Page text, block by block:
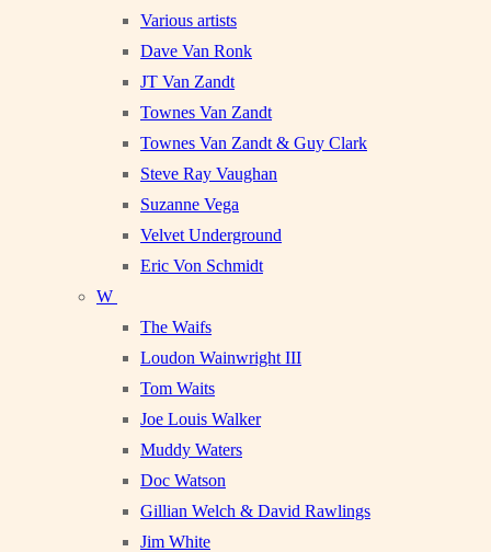
Various artists
Dave Van Ronk
JT Van Zandt
Townes Van Zandt
Townes Van Zandt & Guy Clark
Steve Ray Vaughan
Suzanne Vega
Velvet Underground
Eric Von Schmidt
W
The Waifs
Loudon Wainwright III
Tom Waits
Joe Louis Walker
Muddy Waters
Doc Watson
Gillian Welch & David Rawlings
Jim White